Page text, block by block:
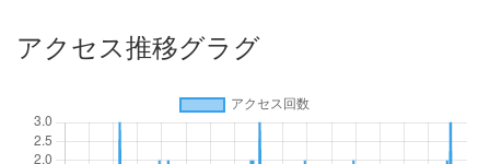
アクセス推移グラグ